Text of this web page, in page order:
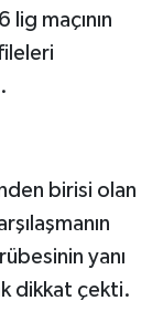
maçının
birisi olan
yanı
dikkat çekti.